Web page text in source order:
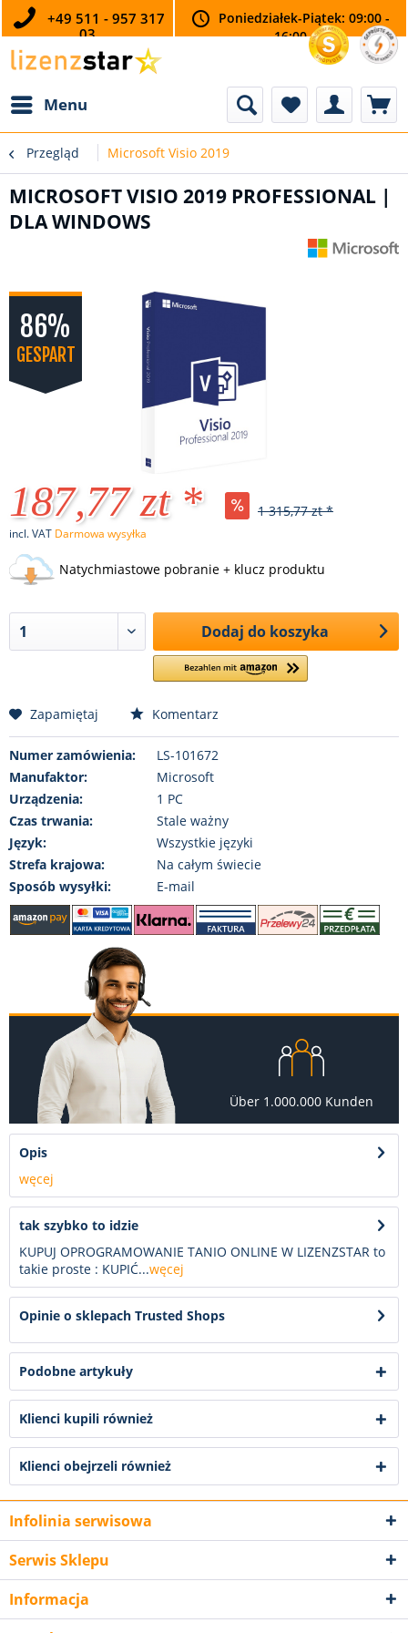
+49 511 - 957 317
03
Poniedziałek-Piątek: 09:00 -
16:00
Menu
Przegląd Microsoft Visio 2019
MICROSOFT VISIO 2019 PROFESSIONAL |
DLA WINDOWS
86%
GESPART
187,77 zt * 1 315,77 zt *
incl. VAT Darmowa wysyłka
Natychmiastowe pobranie + klucz produktu
Dodaj do koszyka
Zapamiętaj Komentarz
Numer zamówienia:
LS-101672
Manufaktor:
Microsoft
Urządzenia:
1 PC
Czas trwania:
Stale ważny
Język:
Wszystkie języki
Strefa krajowa:
Na całym świecie
Sposób wysyłki:
E-mail
Über 1.000.000 Kunden
Opis
węcej
tak szybko to idzie
KUPUJ OPROGRAMOWANIE TANIO ONLINE W LIZENZSTAR to
takie proste : KUPIĆ...węcej
Opinie o sklepach Trusted Shops
Podobne artykuły
Klienci kupili również
Klienci obejrzeli również
Infolinia serwisowa
Serwis Sklepu
Informacja